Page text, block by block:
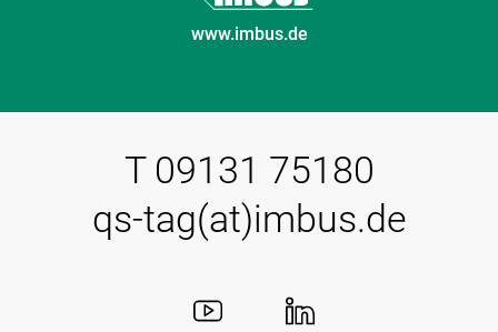
T 09131 75180
qs-tag(at)imbus.de
www.imbus.de